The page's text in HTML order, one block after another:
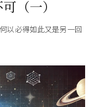
（一）
以必得如此又是另一回